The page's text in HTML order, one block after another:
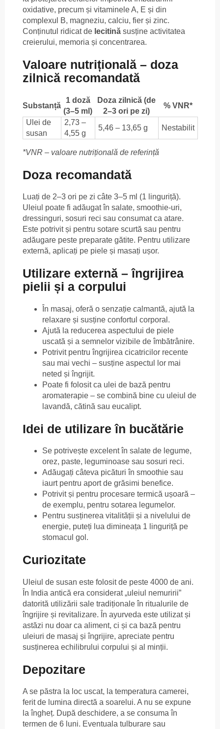
oxidative, precum și vitaminele A, E și din
complexul B, magneziu, calciu, fier și zinc.
Conținutul ridicat de lecitină susține activitatea
creierului, memoria și concentrarea.
Valoare nutrițională – doza
zilnică recomandată
Substanță
1 doză
(3–5 ml)
Doza zilnică (de
2–3 ori pe zi)
% VNR*
Ulei de
susan
2,73 –
4,55 g
5,46 – 13,65 g Nestabilit
*VNR – valoare nutrițională de referință
Doza recomandată
Luați de 2–3 ori pe zi câte 3–5 ml (1 linguriță).
Uleiul poate fi adăugat în salate, smoothie-uri,
dressinguri, sosuri reci sau consumat ca atare.
Este potrivit și pentru sotare scurtă sau pentru
adăugare peste preparate gătite. Pentru utilizare
externă, aplicați pe piele și masați ușor.
Utilizare externă – îngrijirea
pielii și a corpului
În masaj, oferă o senzație calmantă, ajută la
relaxare și susține confortul corporal.
Ajută la reducerea aspectului de piele
uscată și a semnelor vizibile de îmbătrânire.
Potrivit pentru îngrijirea cicatricilor recente
sau mai vechi – susține aspectul lor mai
neted și îngrijit.
Poate fi folosit ca ulei de bază pentru
aromaterapie – se combină bine cu uleiul de
lavandă, cătină sau eucalipt.
Idei de utilizare în bucătărie
Se potrivește excelent în salate de legume,
orez, paste, leguminoase sau sosuri reci.
Adăugați câteva picături în smoothie sau
iaurt pentru aport de grăsimi benefice.
Potrivit și pentru procesare termică ușoară –
de exemplu, pentru sotarea legumelor.
Pentru susținerea vitalității și a nivelului de
energie, puteți lua dimineața 1 linguriță pe
stomacul gol.
Curiozitate
Uleiul de susan este folosit de peste 4000 de ani.
În India antică era considerat „uleiul nemuririi”
datorită utilizării sale tradiționale în ritualurile de
îngrijire și revitalizare. În ayurveda este utilizat și
astăzi nu doar ca aliment, ci și ca bază pentru
uleiuri de masaj și îngrijire, apreciate pentru
susținerea echilibrului corpului și al minții.
Depozitare
A se păstra la loc uscat, la temperatura camerei,
ferit de lumina directă a soarelui. A nu se expune
la îngheț. După deschidere, a se consuma în
termen de 6 luni. Eventuala tulburare sau